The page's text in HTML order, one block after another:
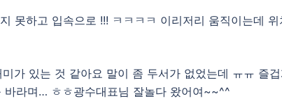
못하고 입속으로 !!! ㅋㅋㅋㅋ 이리저리 움직이는데 위
가 있는 것 같아요 말이 좀 두서가 없었는데 ㅠㅠ 즐
바라며… ㅎㅎ광수대표님 잘놀다 왔어여~~^^